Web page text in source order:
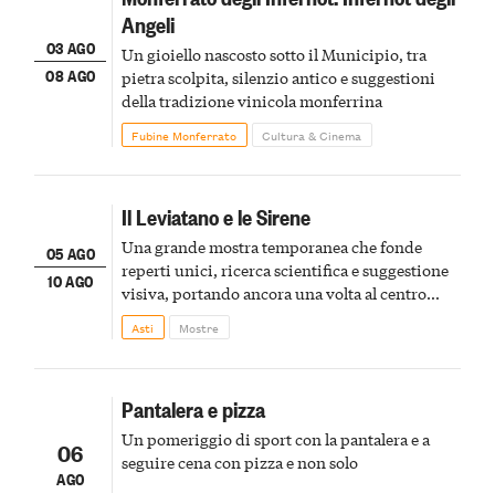
03 AGO
08 AGO
Angeli
Un gioiello nascosto sotto il Municipio, tra
pietra scolpita, silenzio antico e suggestioni
della tradizione vinicola monferrina
Fubine Monferrato Cultura & Cinema
05 AGO
10 AGO
Il Leviatano e le Sirene
Una grande mostra temporanea che fonde
reperti unici, ricerca scientifica e suggestione
visiva, portando ancora una volta al centro
della scena le meraviglie del passato astigiano
Asti Mostre
06
AGO
Pantalera e pizza
Un pomeriggio di sport con la pantalera e a
seguire cena con pizza e non solo